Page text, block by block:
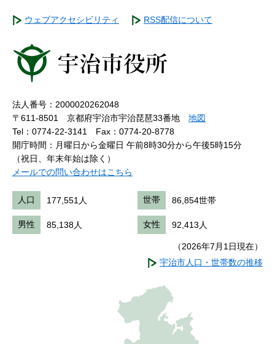
ウェブアクセシビリティ RSS配信について
法人番号：2000020262048
〒611-8501 京都府宇治市宇治琵琶33番地 地図
Tel：0774-22-3141
Fax：0774-20-8778
開庁時間：月曜日から金曜日 午前8時30分から午後5時15分
（祝日、年末年始は除く）
メールでの問い合わせはこちら
人口 177,551人 世帯 86,854世帯
男性 85,138人 女性 92,413人
（2026年7月1日現在）
宇治市人口・世帯数の推移